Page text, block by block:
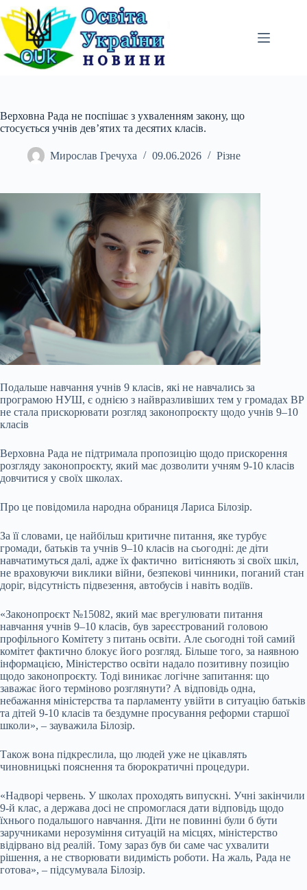
Перейти
до
вмісту
Верховна Рада не поспішає з ухваленням закону, що
стосується учнів дев’ятих та десятих класів.
Мирослав Гречуха 09.06.2026 Різне
Подальше навчання учнів 9 класів, які не навчались за
програмою НУШ, є однією з найвразливіших тем у громадах ВР
не стала прискорювати розгляд законопроєкту щодо учнів 9–10
класів
Верховна Рада не підтримала пропозицію щодо прискорення
розгляду законопроєкту, який має дозволити учням 9-10 класів
довчитися у своїх школах.
Про це повідомила народна обраниця Лариса Білозір.
За її словами, це найбільш критичне питання, яке турбує
громади, батьків та учнів 9–10 класів на сьогодні: де діти
навчатимуться далі, адже їх фактично витісняють зі своїх шкіл,
не враховуючи виклики війни, безпекові чинники, поганий стан
доріг, відсутність підвезення, автобусів і навіть водіїв.
«Законопроєкт №15082, який має врегулювати питання
навчання учнів 9–10 класів, був зареєстрований головою
профільного Комітету з питань освіти. Але сьогодні той самий
комітет фактично блокує його розгляд. Більше того, за наявною
інформацією, Міністерство освіти надало позитивну позицію
щодо законопроєкту. Тоді виникає логічне запитання: що
заважає його терміново розглянути? А відповідь одна,
небажання міністерства та парламенту увійти в ситуацію батьків
та дітей 9-10 класів та бездумне просування реформи старшої
школи», – зауважила Білозір.
Також вона підкреслила, що людей уже не цікавлять
чиновницькі пояснення та бюрократичні процедури.
«Надворі червень. У школах проходять випускні. Учні закінчили
9-й клас, а держава досі не спромоглася дати відповідь щодо
їхнього подальшого навчання. Діти не повинні були б бути
заручниками нерозуміння ситуацій на місцях, міністерство
відірвано від реалій. Тому зараз був би саме час ухвалити
рішення, а не створювати видимість роботи. На жаль, Рада не
готова», – підсумувала Білозір.